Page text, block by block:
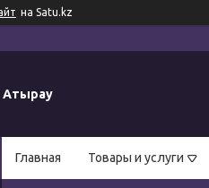
на Satu.kz
Атырау
Главная Товары и услуги